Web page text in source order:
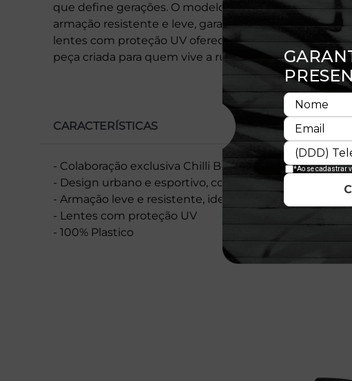
que define gerações. O modelo traz design marcante
armação resistente e leve, garantindo conforto e
lentes com proteção UV oferecem segurança e estilo
peça criada para quem vive a rua, o esporte e a moda
CARACTERÍSTICAS
- Colaboração exclusiva Chilli Beans & New Era
- Design urbano e esportivo, com acabamento
- Armação leve e resistente, ideal para uso prolongado
- Lentes com proteção UV
- 100% Plastico